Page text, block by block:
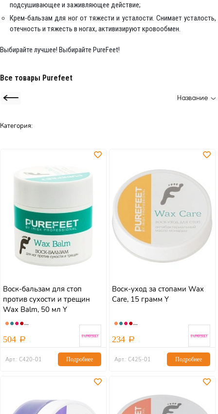
подсушивающее и заживляющее действие;
Крем-бальзам для ног от тяжести и усталости. Снимает усталость,
отечность и тяжесть в ногах, активизируют кровообмен.
Выбирайте лучшее! Выбирайте PureFeet!
Все товары Purefeet
Название
Категория:
Воск-бальзам для стоп
против сухости и трещин
Wax Balm, 50 мл Y
504
Арт.: С420-01 Подробнее
Воск-уход за стопами Wax
Care, 15 грамм Y
234
Арт.: С425-01 Подробнее